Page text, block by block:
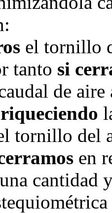
el tornillo
tanto si
de
tornillo del
en
cantidad